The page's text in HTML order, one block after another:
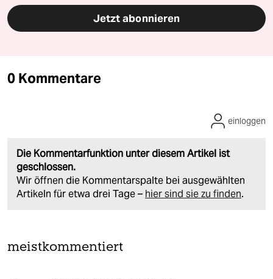
Jetzt abonnieren
0 Kommentare
Die Kommentarfunktion unter diesem Artikel ist
geschlossen.
Wir öffnen die Kommentarspalte bei ausgewählten
Artikeln für etwa drei Tage – hier sind sie zu finden.
einloggen
meistkommentiert